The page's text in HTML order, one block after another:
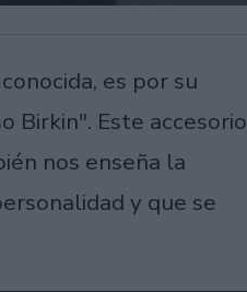
es por su
Birkin". Este accesorio
nos enseña la
y que se